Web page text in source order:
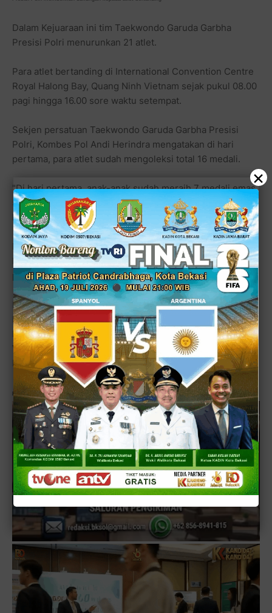
Dalam Kejuaraan ini tim Taekwondo Garuda Garbha
Presisi Polri menurunkan 21 atlet.
Para atlet bertanding di International Convention Centre
Royal Halong Bay, Quang Ninh Vietnam sejak pukul 08.00
pagi hingga 16.00 sore waktu setempat.
Sekjen persatuan Taekwondo Garuda Garbha Presisi
Polri, Kombes Pol Andi Herindra mengatakan di hari
pertama, para atlet sudah mengoleksi total 16 medali.
"Di hari pertama, anak-anak sudah meraih 7 medali emas,
5 perak dan 4 perunggu dari kategori Pomsae dan
Kyurugi," ujar Kombes Pol Andi Herindra.
Kombes Pol Andi menambahkan di hari kedua, tim
berhasil menambah satu medali emas dan satu medali
perak.
Kejuaraan Terbuka Quang Ninh Vietnam diikuti tim
Kepolisian dari 19 negara, Kanada, China Taipei, India,
Indonesia, Korea, Monggolia, Oman, Singapura, Tunisia,
Vietnam, Sri Lanka, Filipina, Nepal, Malaysia, Iran,
Hongkong, Kamboja, China dan Bangladesh. [■]
Reporter: Hasbie Ashsydiq -Tim Redaksi, Editor:DikRizal
×